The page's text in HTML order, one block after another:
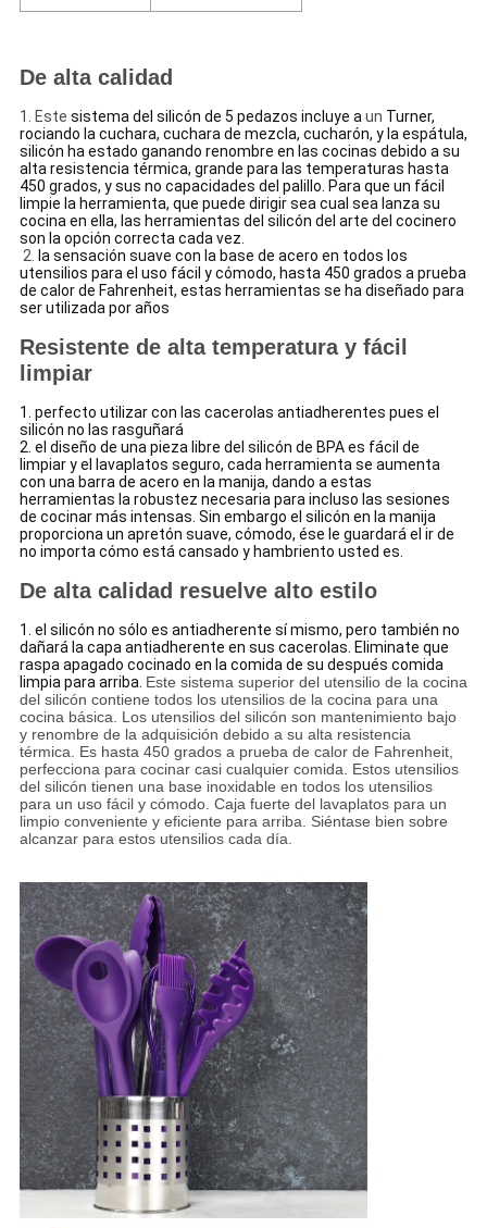
De alta calidad
1. Este sistema del silicón de 5 pedazos incluye aun Turner,
rociando la cuchara, cuchara de mezcla, cucharón, y la espátula,
silicón ha estado ganando renombre en las cocinas debido a su
alta resistencia térmica, grande para las temperaturas hasta
450 grados, y sus no capacidades del palillo. Para que un fácil
limpie la herramienta, que puede dirigir sea cual sea lanza su
cocina en ella, las herramientas del silicón del arte del cocinero
son la opción correcta cada vez.
2. lasensación suave con la base de acero en todos los
utensilios para el uso fácil y cómodo, hasta 450 grados a prueba
de calor de Fahrenheit, estas herramientas se ha diseñado para
ser utilizada por años
Resistente de alta temperatura y fácil
limpiar
1. perfecto utilizar con las cacerolas antiadherentes pues el
silicón no las rasguñará
2. el diseño de una pieza libre del silicón de BPA es fácil de
limpiar y el lavaplatos seguro, cada herramienta se aumenta
con una barra de acero en la manija, dando a estas
herramientas la robustez necesaria para incluso las sesiones
de cocinar más intensas. Sin embargo el silicón en la manija
proporciona un apretón suave, cómodo, ése le guardará el ir de
no importa cómo está cansado y hambriento usted es.
De alta calidad resuelve alto estilo
1. el silicón no sólo es antiadherente sí mismo, pero también no
dañará la capa antiadherente en sus cacerolas. Eliminate que
raspa apagado cocinado en la comida de su después comida
limpia para arriba. Este sistema superior del utensilio de la cocina
del silicón contiene todos los utensilios de la cocina para una
cocina básica. Los utensilios del silicón son mantenimiento bajo
y renombre de la adquisición debido a su alta resistencia
térmica. Es hasta 450 grados a prueba de calor de Fahrenheit,
perfecciona para cocinar casi cualquier comida. Estos utensilios
del silicón tienen una base inoxidable en todos los utensilios
para un uso fácil y cómodo. Caja fuerte del lavaplatos para un
limpio conveniente y eficiente para arriba. Siéntase bien sobre
alcanzar para estos utensilios cada día.